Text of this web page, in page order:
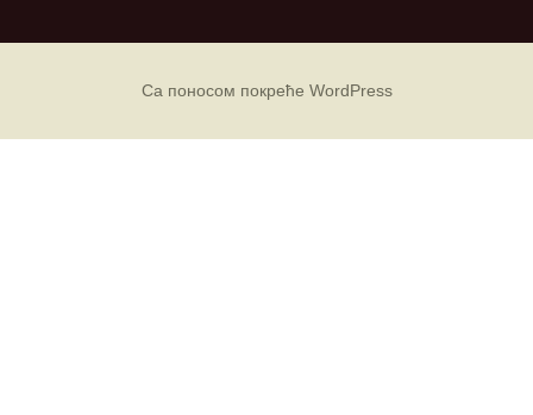
Са поносом покреће WordPress